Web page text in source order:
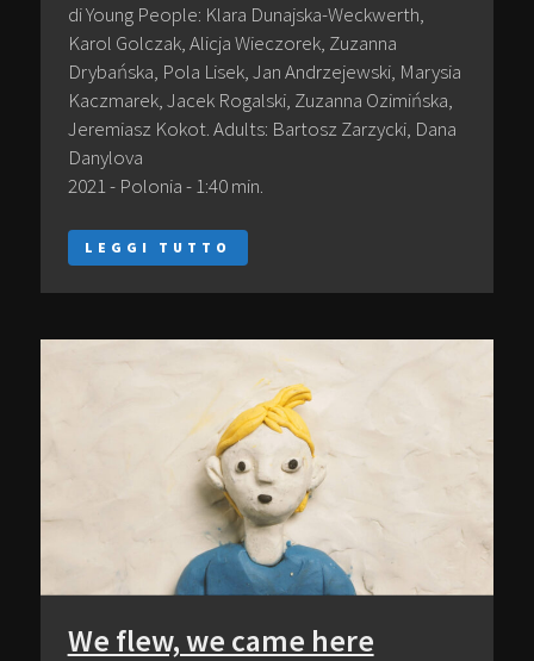
di Young People: Klara Dunajska-Weckwerth,
Karol Golczak, Alicja Wieczorek, Zuzanna
Drybańska, Pola Lisek, Jan Andrzejewski, Marysia
Kaczmarek, Jacek Rogalski, Zuzanna Ozimińska,
Jeremiasz Kokot. Adults: Bartosz Zarzycki, Dana
Danylova
2021 - Polonia - 1:40 min.
LEGGI TUTTO
We flew, we came here